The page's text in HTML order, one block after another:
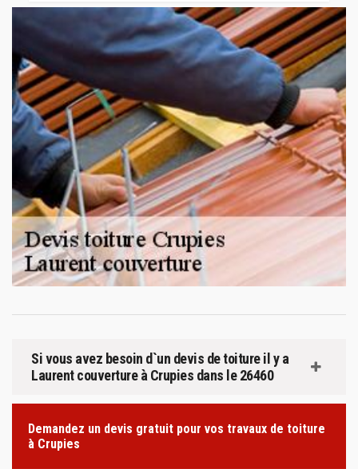
Si vous avez besoin d`un devis de toiture il y a
Laurent couverture à Crupies dans le 26460
Demandez un devis gratuit pour vos travaux de toiture
à Crupies